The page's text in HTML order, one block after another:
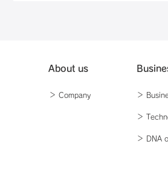
About us
＞ Company ＞
＞
＞ DNA